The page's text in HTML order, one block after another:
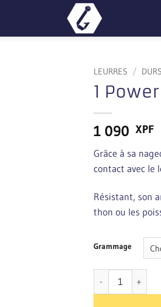
LEURRES / DURS
1
1 090 XPF
Grâce à sa
contact avec le
Résistant, son
thon ou les
Grammage
quantité de 1